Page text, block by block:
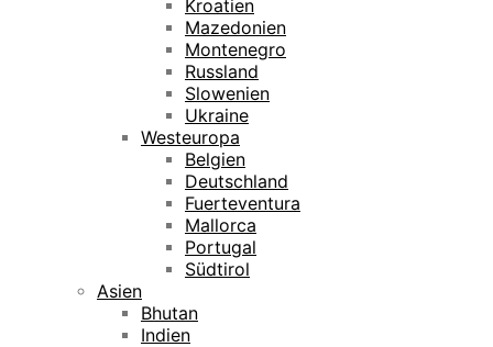
Kroatien
Mazedonien
Montenegro
Russland
Slowenien
Ukraine
Westeuropa
Belgien
Deutschland
Fuerteventura
Mallorca
Portugal
Südtirol
Asien
Bhutan
Indien